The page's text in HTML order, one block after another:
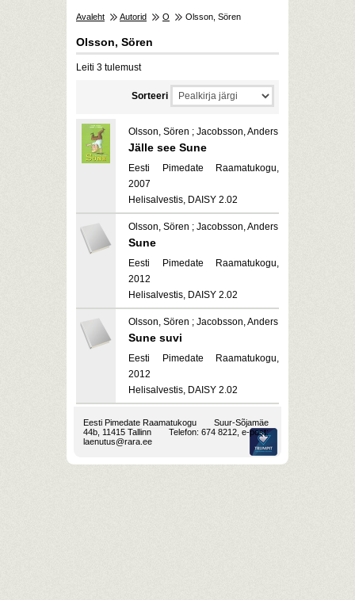
Avaleht Autorid O Olsson, Sören
Olsson, Sören
Leiti 3 tulemust
Sorteeri
Olsson, Sören ; Jacobsson, Anders
Jälle see Sune
Eesti Pimedate Raamatukogu,
2007
Helisalvestis, DAISY 2.02
Olsson, Sören ; Jacobsson, Anders
Sune
Eesti Pimedate Raamatukogu,
2012
Helisalvestis, DAISY 2.02
Olsson, Sören ; Jacobsson, Anders
Sune suvi
Eesti Pimedate Raamatukogu,
2012
Helisalvestis, DAISY 2.02
Eesti Pimedate Raamatukogu
Suur-Sõjamäe
44b, 11415 Tallinn
Telefon: 674 8212, e-post:
laenutus@rara.ee